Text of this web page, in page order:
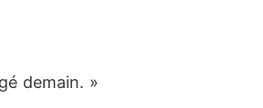
demain. »